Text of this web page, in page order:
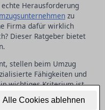
Alle Cookies ablehnen
Herausforderung
zu
Firma dafür wirklich
Dieser Ratgeber bietet
stellen beim Umzug
Fähigkeiten und
wichtiges Kriterium ist,
Es lohnt sich,
zu überprüfen.